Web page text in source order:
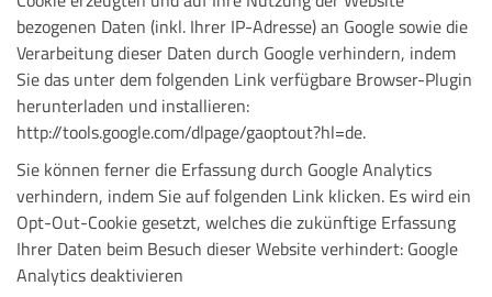
bezogenen Daten (inkl. Ihrer IP-Adresse) an Google sowie die
Verarbeitung dieser Daten durch Google verhindern, indem
Sie das unter dem folgenden Link verfügbare Browser-Plugin
herunterladen und installieren:
http://tools.google.com/dlpage/gaoptout?hl=de.
Sie können ferner die Erfassung durch Google Analytics
verhindern, indem Sie auf folgenden Link klicken. Es wird ein
Opt-Out-Cookie gesetzt, welches die zukünftige Erfassung
Ihrer Daten beim Besuch dieser Website verhindert: Google
Analytics deaktivieren